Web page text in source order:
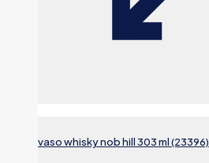
vaso whisky nob hill 303 ml (23396)